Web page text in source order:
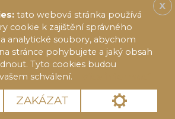
Reality 2014, s.r.o.
X
tato webová stránka používá
cookie k zajištění správného
analytické soubory, abychom
stránce pohybujete a jaký obsah
Tyto cookies budou
schválení.
ZAKÁZAT